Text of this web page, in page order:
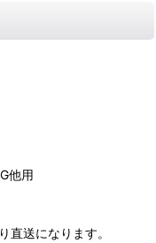
他用
送になります。